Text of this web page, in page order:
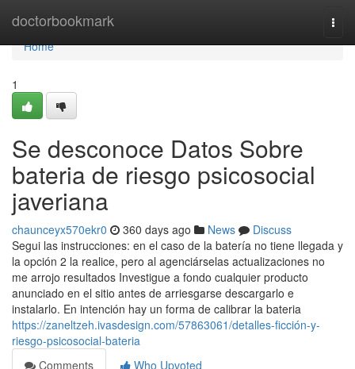
doctorbookmark
Home
Home
1
Se desconoce Datos Sobre
bateria de riesgo psicosocial
javeriana
chaunceyx570ekr0 360 days ago News
Discuss
Segui las instrucciones: en el caso de la batería no tiene llegada y
la opción 2 la realice, pero al agenciárselas actualizaciones no
me arrojo resultados Investigue a fondo cualquier producto
anunciado en el sitio antes de arriesgarse descargarlo e
instalarlo. En intención hay un forma de calibrar la bateria
https://zaneltzeh.ivasdesign.com/57863061/detalles-ficción-y-
riesgo-psicosocial-bateria
Comments
Who Upvoted